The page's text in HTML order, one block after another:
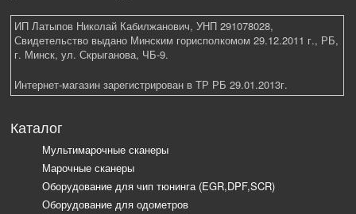
ИП Латыпов Николай Кабилжанович, УНП 291078028,
Свидетельство выдано Минским горисполкомом 29.12.2011 г., РБ,
г. Минск, ул. Скрыганова, ЧБ-9.
Интернет-магазин зарегистрирован в ТР РБ 29.01.2013г.
Каталог
Мультимарочные сканеры
Марочные сканеры
Оборудование для чип тюнинга (EGR,DPF,SCR)
Оборудование для одометров